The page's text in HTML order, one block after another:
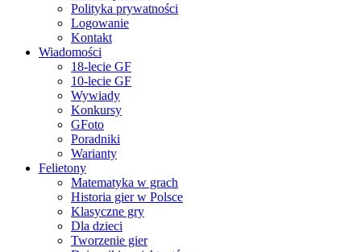
Polityka prywatności
Logowanie
Kontakt
Wiadomości
18-lecie GF
10-lecie GF
Wywiady
Konkursy
GFoto
Poradniki
Warianty
Felietony
Matematyka w grach
Historia gier w Polsce
Klasyczne gry
Dla dzieci
Tworzenie gier